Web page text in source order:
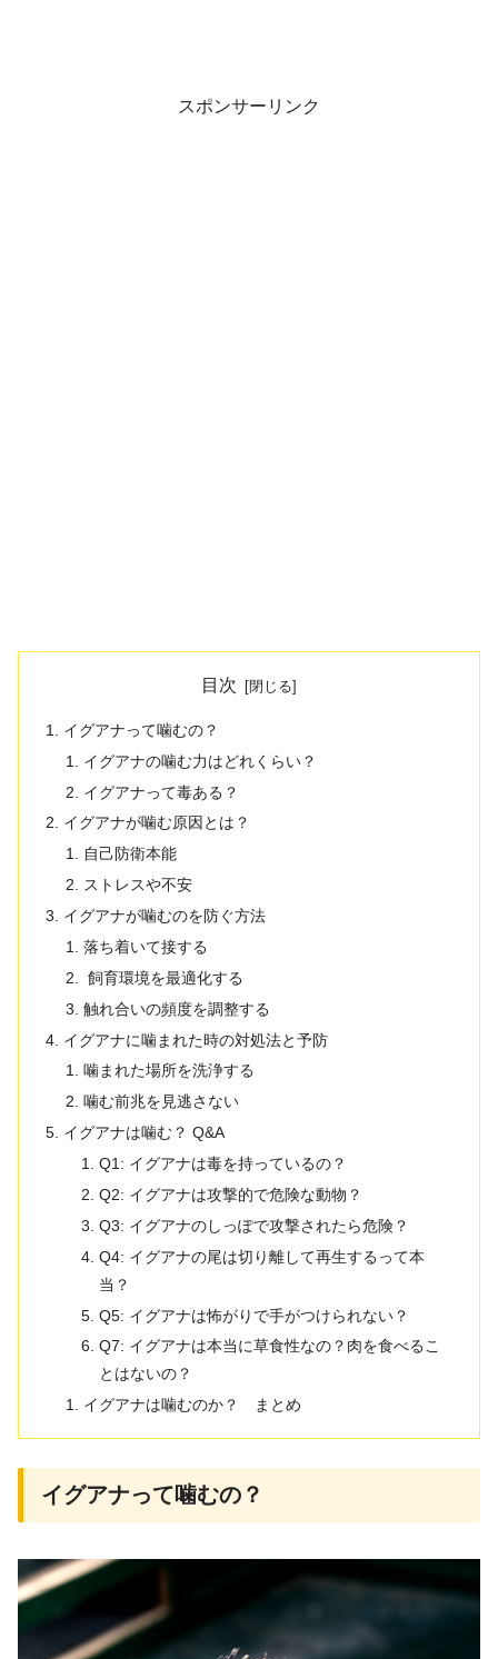
スポンサーリンク
目次
イグアナって噛むの？
イグアナの噛む力はどれくらい？
イグアナって毒ある？
イグアナが噛む原因とは？
自己防衛本能
ストレスや不安
イグアナが噛むのを防ぐ方法
落ち着いて接する
飼育環境を最適化する
触れ合いの頻度を調整する
イグアナに噛まれた時の対処法と予防
噛まれた場所を洗浄する
噛む前兆を見逃さない
イグアナは噛む？ Q&A
Q1: イグアナは毒を持っているの？
Q2: イグアナは攻撃的で危険な動物？
Q3: イグアナのしっぽで攻撃されたら危険？
Q4: イグアナの尾は切り離して再生するって本
当？
Q5: イグアナは怖がりで手がつけられない？
Q7: イグアナは本当に草食性なの？肉を食べるこ
とはないの？
イグアナは噛むのか？ まとめ
イグアナって噛むの？